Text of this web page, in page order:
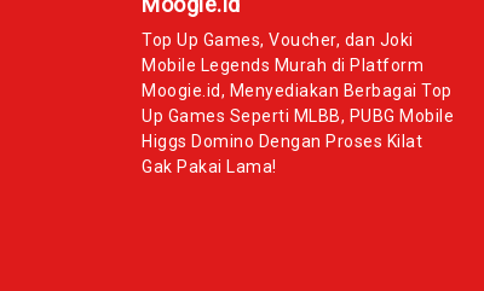
Top Up Games, Voucher, dan Joki
Mobile Legends Murah di Platform
Moogie.id, Menyediakan Berbagai Top
Up Games Seperti MLBB, PUBG Mobile
Higgs Domino Dengan Proses Kilat
Gak Pakai Lama!